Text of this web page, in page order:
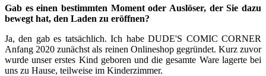
Gab es einen bestimmten Moment oder Auslöser, der Sie dazu
bewegt hat, den Laden zu eröffnen?
Ja, den gab es tatsächlich. Ich habe DUDE'S COMIC CORNER
Anfang 2020 zunächst als reinen Onlineshop gegründet. Kurz zuvor
wurde unser erstes Kind geboren und die gesamte Ware lagerte bei
uns zu Hause, teilweise im Kinderzimmer.